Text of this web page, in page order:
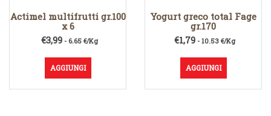
Actimel multifrutti gr.100
x 6
€3,99- 6.65 €/Kg
AGGIUNGI
Yogurt greco total Fage
gr.170
€1,79 - 10.53 €/Kg
AGGIUNGI